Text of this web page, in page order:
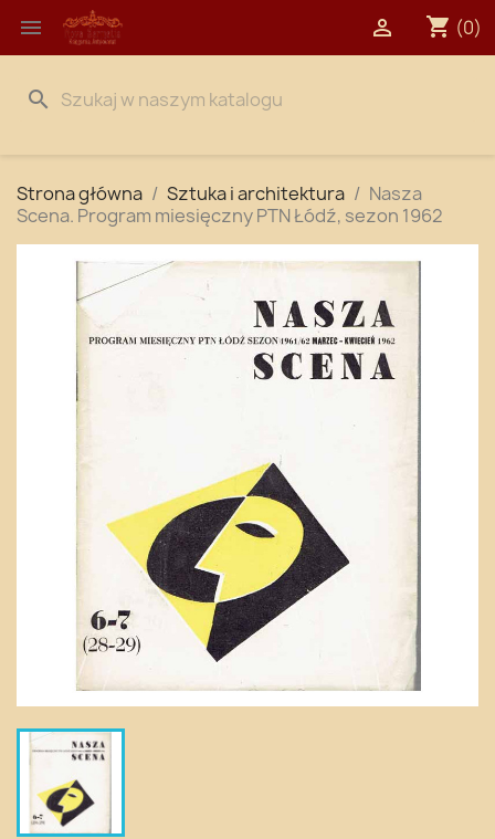
 shopping_cart (0)

search
Strona główna Sztuka i architektura
Nasza
Scena. Program miesięczny PTN Łódź, sezon 1962